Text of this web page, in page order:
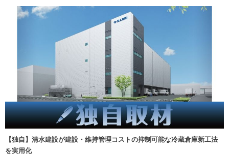
【独自】清水建設が建設・維持管理コストの抑制可能な冷蔵倉庫新工法
を実用化